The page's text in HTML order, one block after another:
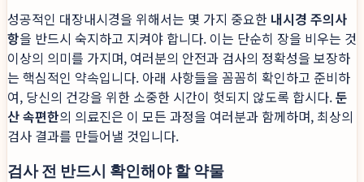
성공적인 대장내시경을 위해서는 몇 가지 중요한 내시경 주의사
항을 반드시 숙지하고 지켜야 합니다. 이는 단순히 장을 비우는 것
이상의 의미를 가지며, 여러분의 안전과 검사의 정확성을 보장하
는 핵심적인 약속입니다. 아래 사항들을 꼼꼼히 확인하고 준비하
여, 당신의 건강을 위한 소중한 시간이 헛되지 않도록 합시다.둔
산 속편한의 의료진은 이 모든 과정을 여러분과 함께하며, 최상의
검사 결과를 만들어낼 것입니다.
검사 전 반드시 확인해야 할 약물